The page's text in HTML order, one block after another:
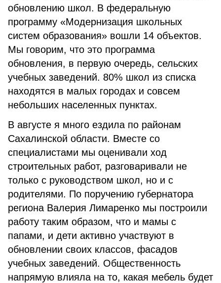
обновлению школ. В федеральную
программу «Модернизация школьных
систем образования» вошли 14 объектов.
Мы говорим, что это программа
обновления, в первую очередь, сельских
учебных заведений. 80% школ из списка
находятся в малых городах и совсем
небольших населенных пунктах.
В августе я много ездила по районам
Сахалинской области. Вместе со
специалистами мы оценивали ход
строительных работ, разговаривали не
только с руководством школ, но и с
родителями. По поручению губернатора
региона Валерия Лимаренко мы построили
работу таким образом, что и мамы с
папами, и дети активно участвуют в
обновлении своих классов, фасадов
учебных заведений. Общественность
напрямую влияла на то, какая мебель будет